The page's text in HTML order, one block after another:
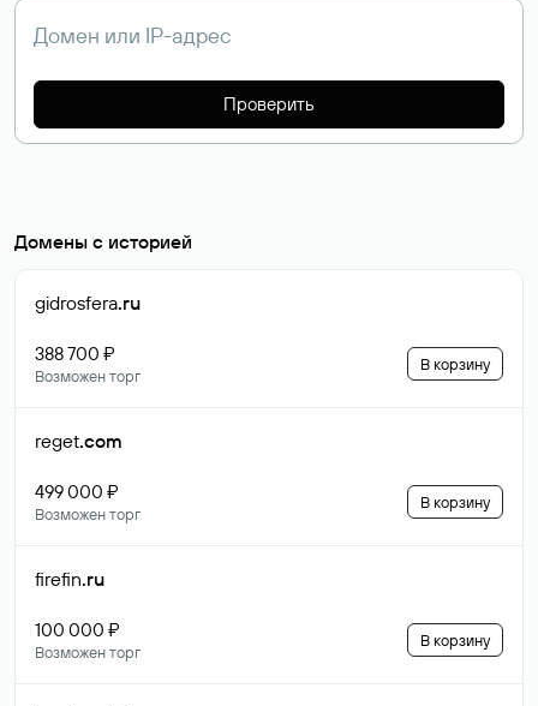
Проверить
Домены с историей
gidrosfera.ru
388 700 ₽
Возможен торг
В корзину
reget.com
499 000 ₽
Возможен торг
В корзину
firefin.ru
100 000 ₽
Возможен торг
В корзину